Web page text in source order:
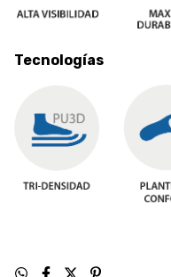
Tecnologías